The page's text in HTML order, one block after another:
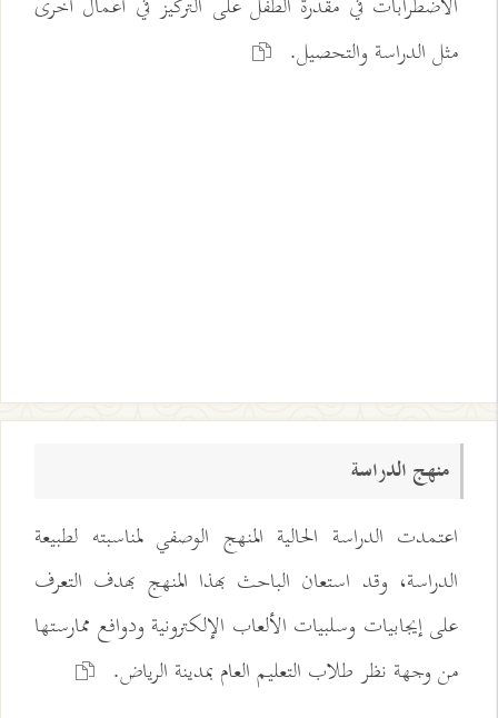
مثل الدراسة والتحصيل.
منهج الدراسة
اعتمدت الدراسة الحالية المنهج الوصفي لمناسبته لطبيعة
الدراسة، وقد استعان الباحث بهذا المنهج بهدف التعرف
على إيجابيات وسلبيات الألعاب الإلكترونية ودوافع ممارستها
من وجهة نظر طلاب التعليم العام بمدينة الرياض.